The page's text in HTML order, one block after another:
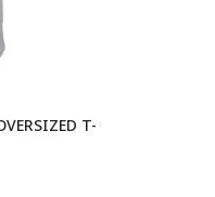
T-